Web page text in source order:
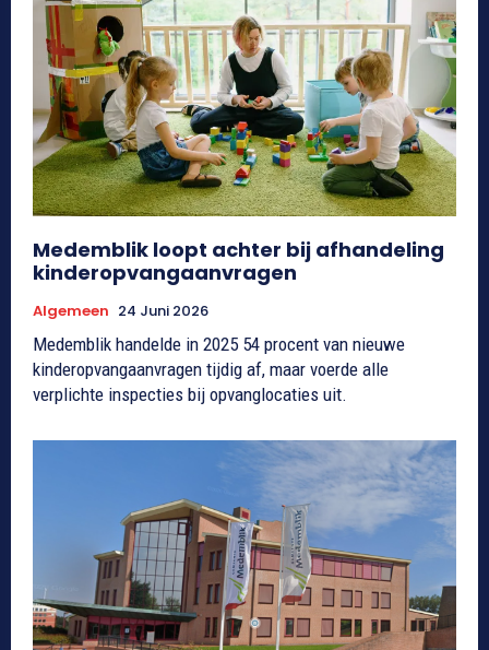
Medemblik loopt achter bij afhandeling
kinderopvangaanvragen
Algemeen 24 Juni 2026
Medemblik handelde in 2025 54 procent van nieuwe
kinderopvangaanvragen tijdig af, maar voerde alle
verplichte inspecties bij opvanglocaties uit.